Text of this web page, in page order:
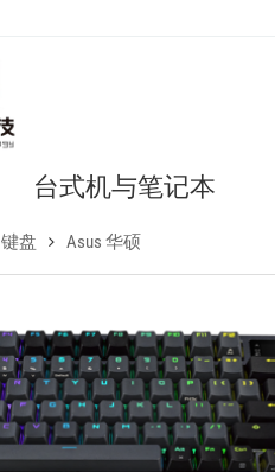
台式机与笔记本
键盘 Asus 华硕